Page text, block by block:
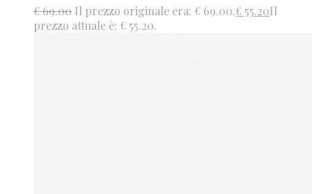
€69.00 Il prezzo originale era: € 69.00.€ 55.20Il
prezzo attuale è: € 55.20.